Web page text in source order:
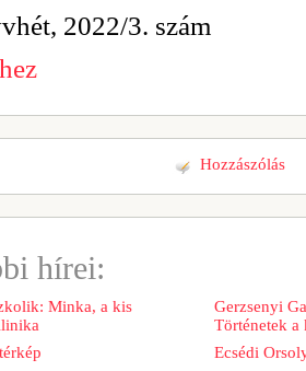
2022/3. szám
Hozzászólás
hírei:
Minka, a kis
Gerzsenyi
Történetek
Ecsédi